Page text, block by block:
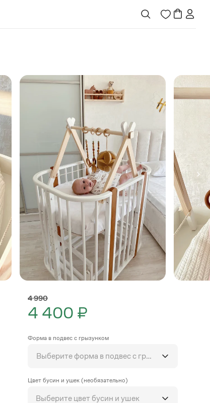
4 990
4 400 ₽
Форма в подвес с грызунком
Выберите форма в подвес с грызунком
Цвет бусин и ушек (необязательно)
Выберите цвет бусин и ушек